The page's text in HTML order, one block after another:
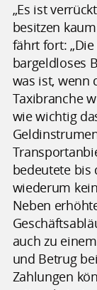
„Es ist
besitzen
fährt fort:
bargeldloses
was ist, wenn
Taxibranche
wie wichtig
bedeutete bis
wiederum
Neben
auch zu
und Betrug
Zahlungen